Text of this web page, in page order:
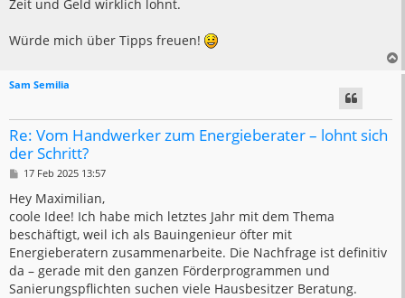
Zeit und Geld wirklich lohnt.
Würde mich über Tipps freuen!
Sam Semilia
Re: Vom Handwerker zum Energieberater – lohnt sich
der Schritt?
B
i
t
r
a
g
17 Feb 2025 13:57
Hey Maximilian,
coole Idee! Ich habe mich letztes Jahr mit dem Thema
beschäftigt, weil ich als Bauingenieur öfter mit
Energieberatern zusammenarbeite. Die Nachfrage ist definitiv
da – gerade mit den ganzen Förderprogrammen und
Sanierungspflichten suchen viele Hausbesitzer Beratung.